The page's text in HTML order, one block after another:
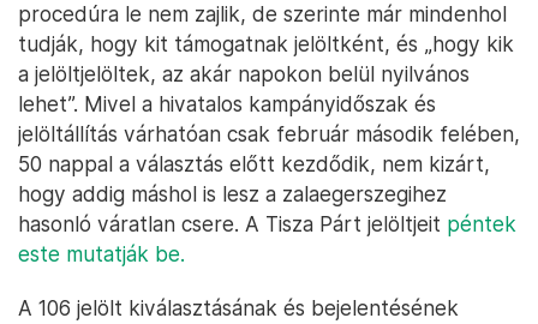
procedúra le nem zajlik, de szerinte már mindenhol
tudják, hogy kit támogatnak jelöltként, és „hogy kik
a jelöltjelöltek, az akár napokon belül nyilvános
lehet”. Mivel a hivatalos kampányidőszak és
jelöltállítás várhatóan csak február második felében,
50 nappal a választás előtt kezdődik, nem kizárt,
hogy addig máshol is lesz a zalaegerszegihez
hasonló váratlan csere. A Tisza Párt jelöltjeit péntek
este mutatják be.
A 106 jelölt kiválasztásának és bejelentésének